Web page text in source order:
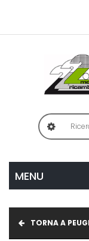
TORNA A